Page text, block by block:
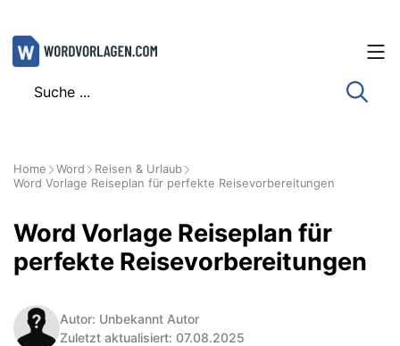
Zum
Inhalt
Home Word
Reisen & Urlaub
Word Vorlage Reiseplan für perfekte Reisevorbereitungen
Word Vorlage Reiseplan für
perfekte Reisevorbereitungen
Autor: Unbekannt Autor
Zuletzt aktualisiert: 07.08.2025